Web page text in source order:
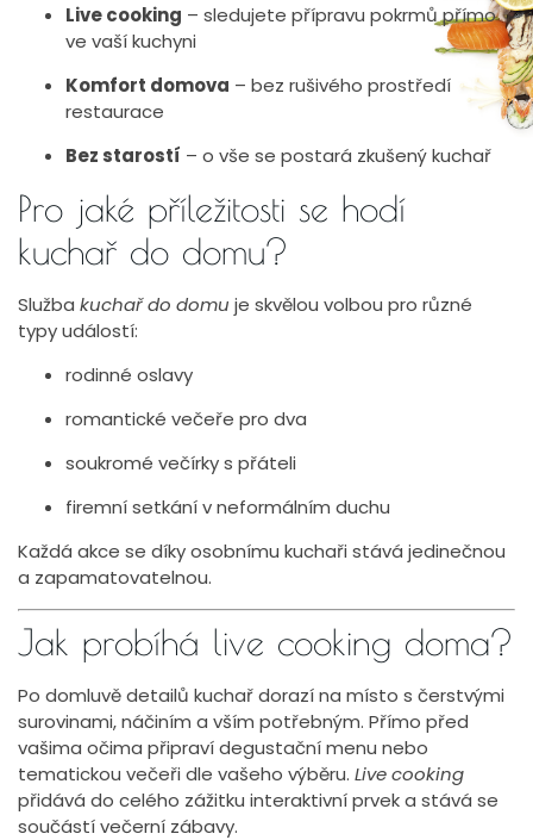
Live cooking – sledujete přípravu pokrmů přímo
ve vaší kuchyni
Komfort domova – bez rušivého prostředí
restaurace
Bez starostí – o vše se postará zkušený kuchař
Pro jaké příležitosti se hodí
kuchař do domu?
Služba kuchař do domu je skvělou volbou pro různé
typy událostí:
rodinné oslavy
romantické večeře pro dva
soukromé večírky s přáteli
firemní setkání v neformálním duchu
Každá akce se díky osobnímu kuchaři stává jedinečnou
a zapamatovatelnou.
Jak probíhá live cooking doma?
Po domluvě detailů kuchař dorazí na místo s čerstvými
surovinami, náčiním a vším potřebným. Přímo před
vašima očima připraví degustační menu nebo
tematickou večeři dle vašeho výběru. Live cooking
přidává do celého zážitku interaktivní prvek a stává se
součástí večerní zábavy.